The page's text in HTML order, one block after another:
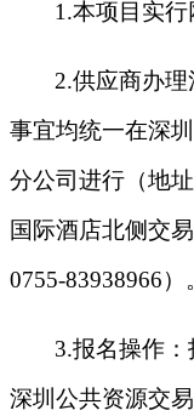
1.本项目实行
2.供应商办
事宜均统一在深
分公司进行（地
国际酒店北侧交
0755-83938966）
3.报名操作
深圳公共资源交